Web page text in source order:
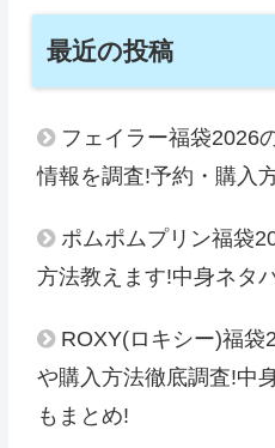
最近の投稿
フェイラー福袋2026
情報を調査!予約・購入
ポムポムプリン福袋
方法教えます!中身ネタ
ROXY(ロキシー)福袋
や購入方法徹底調査!中
もまとめ!